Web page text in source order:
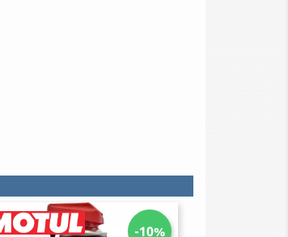
-10%